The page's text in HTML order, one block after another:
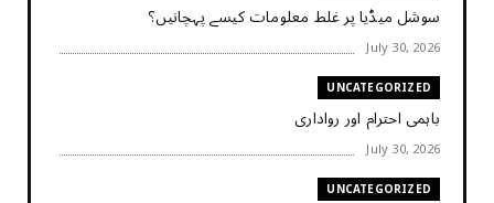
سوشل میڈیا پر غلط معلومات کیسے پہچانیں؟
July 30, 2026
UNCATEGORIZED
باہمی احترام اور رواداری
July 30, 2026
UNCATEGORIZED